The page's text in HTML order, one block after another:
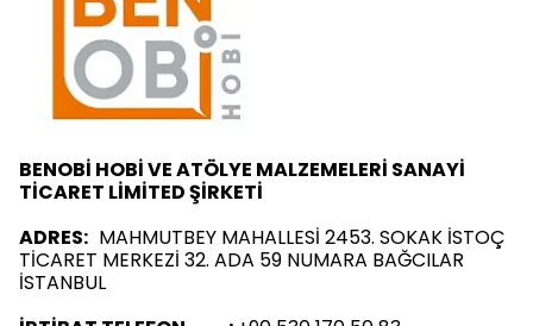
BENOBİ HOBİ VE ATÖLYE MALZEMELERİ SANAYİ
TİCARET LİMİTED ŞİRKETİ
ADRES: MAHMUTBEY MAHALLESİ 2453. SOKAK İSTOÇ
TİCARET MERKEZİ 32. ADA 59 NUMARA BAĞCILAR
İSTANBUL